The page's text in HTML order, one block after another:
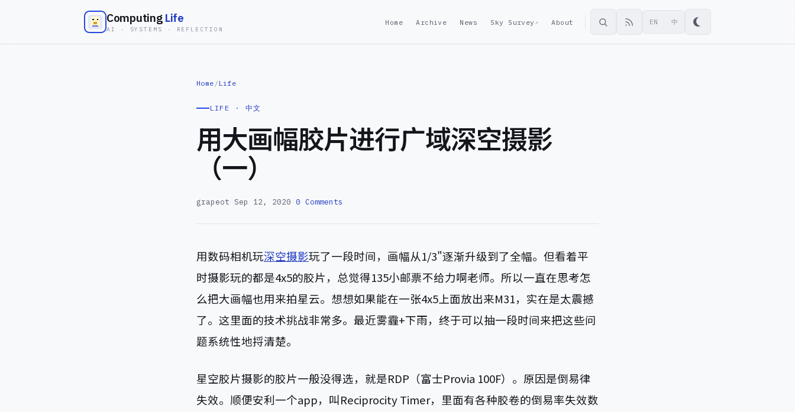
Computing Life
AI · SYSTEMS · REFLECTION
Home Archive News Sky Survey ↗ About EN 中
Home / Life
LIFE · 中文
用大画幅胶片进行广域深空摄影
（一）
grapeot Sep 12, 2020 0 Comments
用数码相机玩深空摄影玩了一段时间，画幅从1/3"逐渐升级到了全幅。但看着平
时摄影玩的都是4x5的胶片，总觉得135小邮票不给力啊老师。所以一直在思考怎
么把大画幅也用来拍星云。想想如果能在一张4x5上面放出来M31，实在是太震撼
了。这里面的技术挑战非常多。最近雾霾+下雨，终于可以抽一段时间来把这些问
题系统性地捋清楚。
星空胶片摄影的胶片一般没得选，就是RDP（富士Provia 100F）。原因是倒易律
失效。顺便安利一个app，叫Reciprocity Timer，里面有各种胶卷的倒易率失效数